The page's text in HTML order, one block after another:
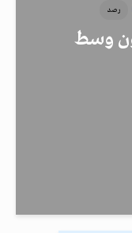
رصد
وسط